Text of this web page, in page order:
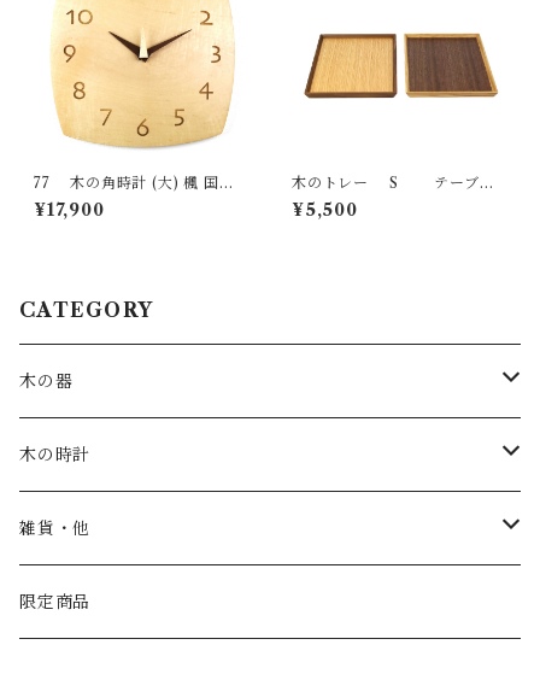
77 木の角時計 (大) 楓 国産
一点物 SWING オリジナル 無
垢 新築祝い 結婚祝い ナチュラ
¥17,900
木のトレー S テーブル
ウェア 国産 一点物 オリジナル
無垢 ナチュラル made in Japa
¥5,500
CATEGORY
木の器
お皿・鉢
カップ
トレー
木の時計
一枚板時計
振り子時計
雑貨・他
こども家具
限定商品